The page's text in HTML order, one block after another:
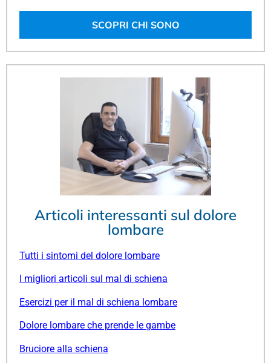
SCOPRI CHI SONO
Articoli interessanti sul dolore
lombare
Tutti i sintomi del dolore lombare
I migliori articoli sul mal di schiena
Esercizi per il mal di schiena lombare
Dolore lombare che prende le gambe
Bruciore alla schiena